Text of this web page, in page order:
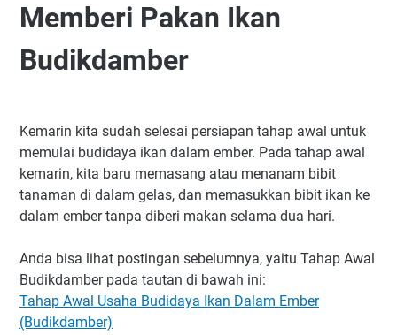
Memberi Pakan Ikan
Budikdamber
Kemarin kita sudah selesai persiapan tahap awal untuk
memulai budidaya ikan dalam ember. Pada tahap awal
kemarin, kita baru memasang atau menanam bibit
tanaman di dalam gelas, dan memasukkan bibit ikan ke
dalam ember tanpa diberi makan selama dua hari.
Anda bisa lihat postingan sebelumnya, yaitu Tahap Awal
Budikdamber pada tautan di bawah ini:
Tahap Awal Usaha Budidaya Ikan Dalam Ember
(Budikdamber)